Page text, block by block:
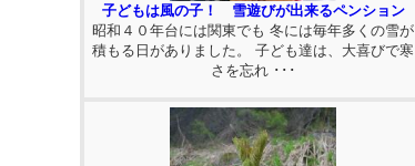
子どもは風の子！ 雪遊びが出来るペンション
昭和４０年台には関東でも 冬には毎年多くの雪が
積もる日がありました。 子ども達は、大喜びで寒
さを忘れ ･･･